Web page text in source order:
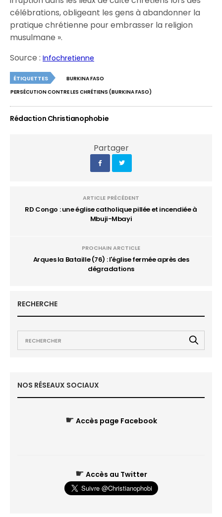
célébrations, obligeant les gens à abandonner la
pratique chrétienne pour embrasser la religion
musulmane ».
Source :Infochretienne
ÉTIQUETTES
BURKINA FASO
PERSÉCUTION CONTRE LES CHRÉTIENS (BURKINA FASO)
Rédaction Christianophobie
Partager
ARTICLE PRÉCÉDENT
RD Congo : une église catholique pillée et incendiée à
Mbuji-Mbayi
PROCHAIN ARCTICLE
Arques la Bataille (76) : l'église fermée après des
dégradations
RECHERCHE
NOS RÉSEAUX SOCIAUX
☛ Accès page Facebook
☛ Accès au Twitter